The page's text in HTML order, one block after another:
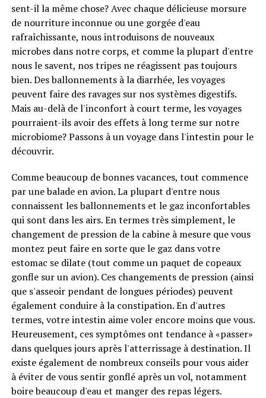
sent-il la même chose? Avec chaque délicieuse morsure
de nourriture inconnue ou une gorgée d'eau
rafraîchissante, nous introduisons de nouveaux
microbes dans notre corps, et comme la plupart d'entre
nous le savent, nos tripes ne réagissent pas toujours
bien. Des ballonnements à la diarrhée, les voyages
peuvent faire des ravages sur nos systèmes digestifs.
Mais au-delà de l'inconfort à court terme, les voyages
pourraient-ils avoir des effets à long terme sur notre
microbiome? Passons à un voyage dans l'intestin pour le
découvrir.
Comme beaucoup de bonnes vacances, tout commence
par une balade en avion. La plupart d'entre nous
connaissent les ballonnements et le gaz inconfortables
qui sont dans les airs. En termes très simplement, le
changement de pression de la cabine à mesure que vous
montez peut faire en sorte que le gaz dans votre
estomac se dilate (tout comme un paquet de copeaux
gonfle sur un avion). Ces changements de pression (ainsi
que s'asseoir pendant de longues périodes) peuvent
également conduire à la constipation. En d'autres
termes, votre intestin aime voler encore moins que vous.
Heureusement, ces symptômes ont tendance à «passer»
dans quelques jours après l'atterrissage à destination. Il
existe également de nombreux conseils pour vous aider
à éviter de vous sentir gonflé après un vol, notamment
boire beaucoup d'eau et manger des repas légers.